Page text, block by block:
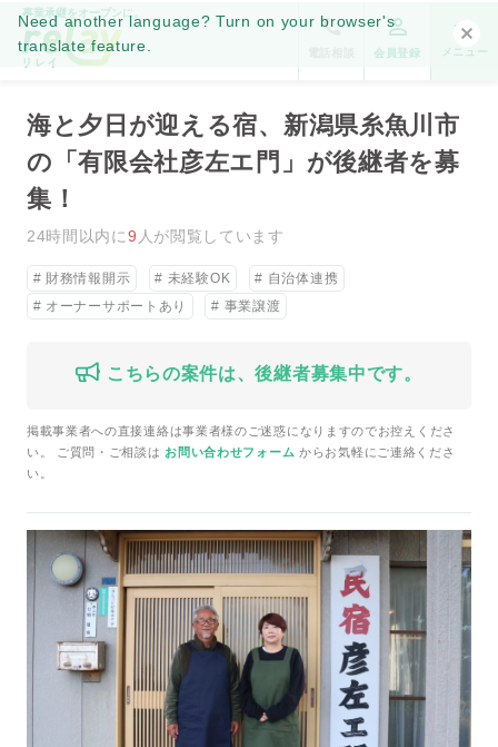
Need another language? Turn on your browser's
translate feature.
事業承継をオープンに。
会員登録 メニュー
海と夕日が迎える宿、新潟県糸魚川市
の「有限会社彦左エ門」が後継者を募
集！
24時間以内に9 人が閲覧しています
財務情報開示 未経験OK
自治体連携
オーナーサポートあり
事業譲渡
こちらの案件は、後継者募集中です。
掲載事業者への直接連絡は事業者様のご迷惑になりますのでお控えくださ
い。 ご質問・ご相談は お問い合わせフォーム からお気軽にご連絡くださ
い。